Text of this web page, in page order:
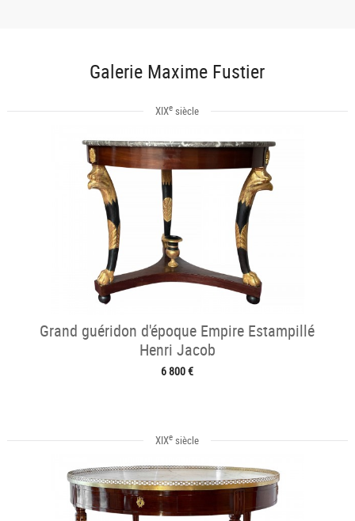
Galerie Maxime Fustier
XIXe siècle
Grand guéridon d'époque Empire Estampillé
Henri Jacob
6 800 €
XIXe siècle